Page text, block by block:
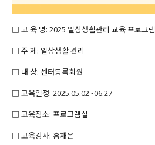
□ 교 육 명: 2025 일상생활관리 교육 프로그램
□ 주 제: 일상생활 관리
□ 대 상: 센터등록회원
□ 교육일정: 2025.05.02~06.27
□ 교육장소: 프로그램실
□ 교육강사: 홍채은